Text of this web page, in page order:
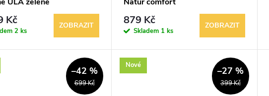
Kč
2 ks
ZOBRAZIT 879 Kč
Skladem 1 ks
ZOBRAZIT
699 Kč
–42 % Nové
399 Kč
–27 %